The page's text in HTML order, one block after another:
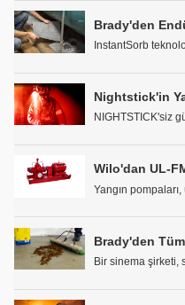
InstantSorb
NIGHTSTICK'siz
Wilo'dan UL-
Yangın
Bir sinema şirketi,